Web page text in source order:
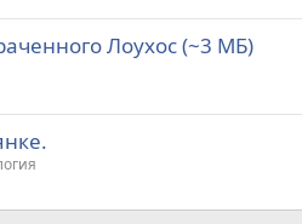
Лоухос (~3 МБ)